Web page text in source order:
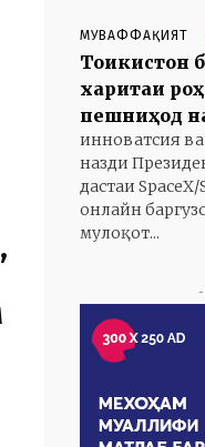
МУВАФФАҚИЯТ
Тоҷикистон
харитаи
пешниҳод
инноватсия ва
назди
дастаи
онлайн
мулоқот...
-